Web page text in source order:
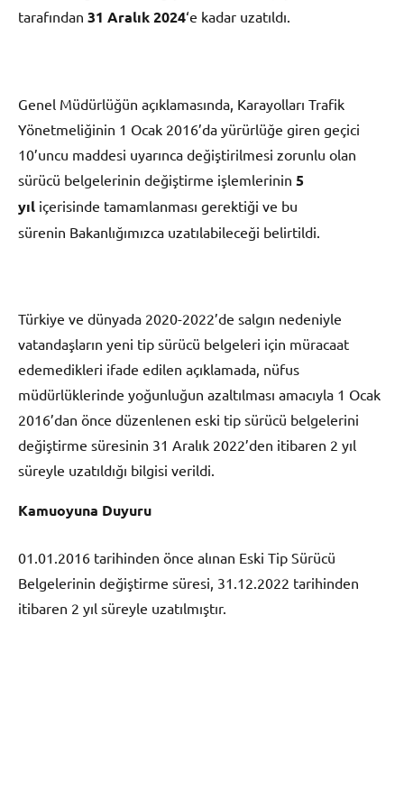
tarafından 31 Aralık 2024‘e kadar uzatıldı.
Genel Müdürlüğün açıklamasında, Karayolları Trafik
Yönetmeliğinin 1 Ocak 2016’da yürürlüğe giren geçici
10’uncu maddesi uyarınca değiştirilmesi zorunlu olan
sürücü belgelerinin değiştirme işlemlerinin 5
yıl içerisinde tamamlanması gerektiği ve bu
sürenin Bakanlığımızca uzatılabileceği belirtildi.
Türkiye ve dünyada 2020-2022’de salgın nedeniyle
vatandaşların yeni tip sürücü belgeleri için müracaat
edemedikleri ifade edilen açıklamada, nüfus
müdürlüklerinde yoğunluğun azaltılması amacıyla 1 Ocak
2016’dan önce düzenlenen eski tip sürücü belgelerini
değiştirme süresinin 31 Aralık 2022’den itibaren 2 yıl
süreyle uzatıldığı bilgisi verildi.
Kamuoyuna Duyuru
01.01.2016 tarihinden önce alınan Eski Tip Sürücü
Belgelerinin değiştirme süresi, 31.12.2022 tarihinden
itibaren 2 yıl süreyle uzatılmıştır.